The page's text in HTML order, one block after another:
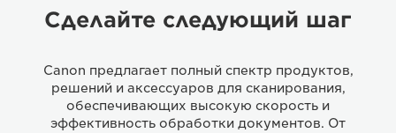
Сделайте следующий шаг
Canon предлагает полный спектр продуктов,
решений и аксессуаров для сканирования,
обеспечивающих высокую скорость и
эффективность обработки документов. От